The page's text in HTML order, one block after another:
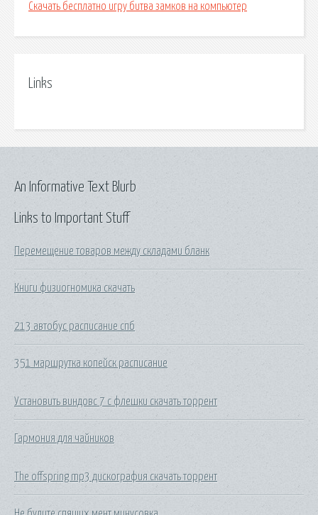
Скачать бесплатно игру битва замков на компьютер
Links
Links to Important Stuff
Перемещение товаров между складами бланк
Книги физиогномика скачать
213 автобус расписание спб
351 маршрутка копейск расписание
Установить виндовс 7 с флешки скачать торрент
Гармония для чайников
The offspring mp3 дискография скачать торрент
An Informative Text Blurb